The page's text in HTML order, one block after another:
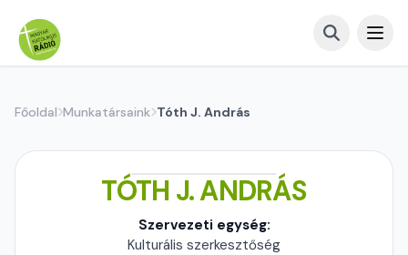
Főoldal Munkatársaink Tóth J. András
TÓTH J. ANDRÁS
Szervezeti egység:
Kulturális szerkesztőség